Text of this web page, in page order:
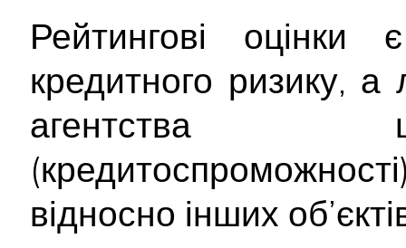
Рейтингові
кредитного ризику,
агентства
відносно інших